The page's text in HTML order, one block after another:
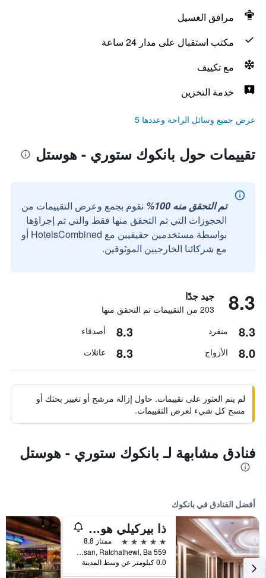
مرافق الغسيل
مكتب استقبال على مدار 24 ساعة
مع تكييف
خدمة التخزين
عرض جميع وسائل الراحة وعددها 5
تقييمات حول بانكوك ستوري - هوستل
تم التحقق منه 100%
نقوم بجمع وعرض التقييمات من
الحجوزات التي تم التحقق منها فقط والتي تم إجراؤها
بواسطة مستخدمين حقيقيين مع HotelsCombined أو
مع شركائنا الخارجيين الموثوقين.
8.3 جيد جدًا
203 من التقييمات تم التحقق منها
8.3 منفرد 8.3 أصدقاء
8.0 الأزواج 8.3 عائلات
لم يتم العثور على تقييمات. حاول إزالة مرشح أو تغيير بحثك أو
مسح كل شيء لعرض التقييمات.
فنادق مشابهة لـ بانكوك ستوري - هوستل
أفضل الفنادق في بانكوك
ذا بيركيلي هوتل براتونام
5 نجوم
ممتاز 8.8
559 Ratcharaprarop Rd., Makkasan, Ratchathewi, Ba, بانكوك, تايلاند
0.0 كيلومتر عن وسط المدينة